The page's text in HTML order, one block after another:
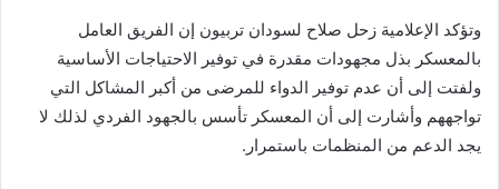
وتؤكد الإعلامية زحل صلاح لسودان تربيون إن الفريق العامل
بالمعسكر بذل مجهودات مقدرة في توفير الاحتياجات الأساسية
ولفتت إلى أن عدم توفير الدواء للمرضى من أكبر المشاكل التي
تواجههم وأشارت إلى أن المعسكر تأسس بالجهود الفردي لذلك لا
يجد الدعم من المنظمات باستمرار.